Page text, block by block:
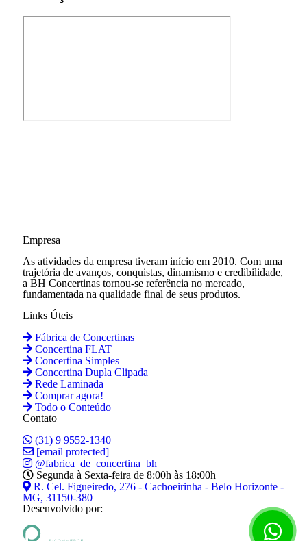
Empresa
As atividades da empresa tiveram início em 2010. Com uma
trajetória de avanços, conquistas, dinamismo e credibilidade,
a BH Concertinas tornou-se referência no mercado,
fundamentada na qualidade final de seus produtos.
Links Úteis
Fábrica de Concertinas
Concertina FLAT
Concertina Simples
Concertina Dupla Clipada
Rede Laminada
Comprar agora!
Todo o Conteúdo
Contato
(31) 9 9552-1340
[email protected]
@fabrica_de_concertina_bh
Segunda à Sexta-feira de 8:00h às 18:00h
R. Cel. Figueiredo, 276 - Cachoeirinha - Belo Horizonte -
MG, 31150-380
Desenvolvido por: